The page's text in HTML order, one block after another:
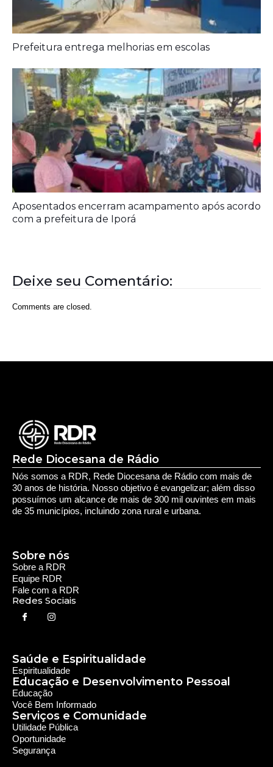
Agora é oficial
Prefeitura entrega melhorias em escolas
Deixe seu Comentário:
Comments are closed.
Rede Diocesana de Rádio
30 anos de história. Nosso objetivo é evangelizar; além disso
possuímos um alcance de mais de 300 mil ouvintes em mais
de 35 municípios, incluindo zona rural e urbana.
Sobre a RDR
Equipe RDR
Fale com a RDR
Sobre nós